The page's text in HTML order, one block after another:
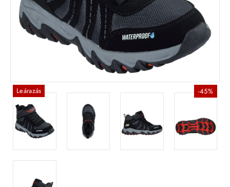
Leárazás -45%